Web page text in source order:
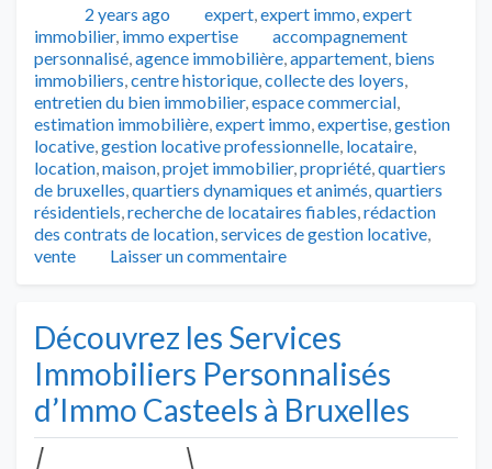
Publié2 years ago Catégories
expert,expert immo,expert
immobilier, immo expertise Tags
accompagnement
personnalisé,agence immobilière,appartement, biens
immobiliers,centre historique,collecte des loyers,
entretien du bien immobilier,espace commercial,
estimation immobilière,expert immo,expertise,gestion
locative,gestion locative professionnelle, locataire,
location,maison,projet immobilier,propriété,quartiers
de bruxelles,quartiers dynamiques et animés,quartiers
résidentiels,recherche de locataires fiables,rédaction
des contrats de location,services de gestion locative,
vente
Laisser un commentaire
Découvrez les Services
Immobiliers Personnalisés
d’Immo Casteels à Bruxelles